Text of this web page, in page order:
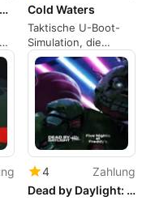
HistoriCity: Florence
Cold Waters
Taktische U-Boot-
Simulation, die
geduldiges,
methodisches
Kommando belohnt
4
Zahlung
Dead by Daylight: Five Nights at Freddys